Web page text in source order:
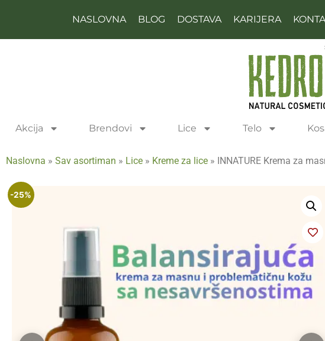
NASLOVNA BLOG DOSTAVA KARIJERA
Akcija Brendovi Lice Telo
Naslovna » Sav asortiman » Lice » Kreme za lice » INNATURE Krema za
-25%